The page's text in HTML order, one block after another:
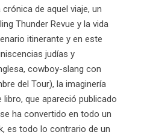
de aquel viaje, un
Thunder Revue y la vida
itinerante y en este
judías y
cowboy-slang con
del Tour), la imaginería
que apareció publicado
ha convertido en todo un
es todo lo contrario de un